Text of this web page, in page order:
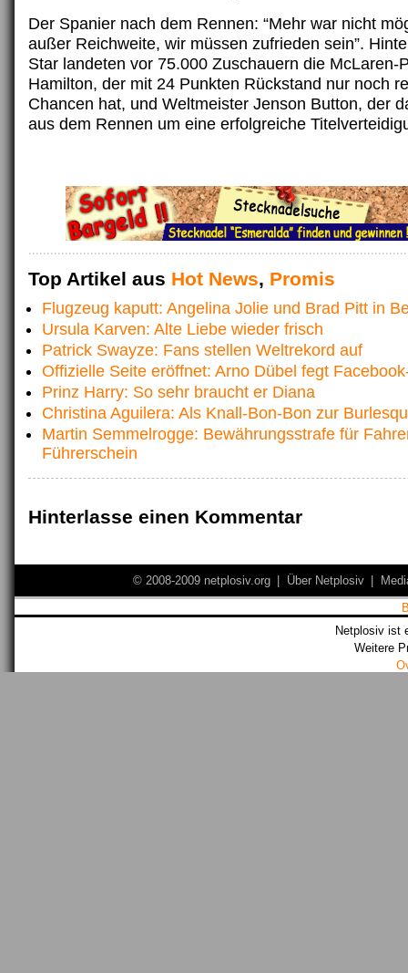
Der Spanier nach dem Rennen: “Mehr war nicht
außer Reichweite, wir müssen zufrieden sein”.
Star landeten vor 75.000 Zuschauern die McLaren-
Hamilton, der mit 24 Punkten Rückstand nur noch
Chancen hat, und Weltmeister Jenson Button, der
aus dem Rennen um eine erfolgreiche
Top Artikel aus Hot News, Promis
Flugzeug kaputt: Angelina Jolie und Brad Pitt in
Ursula Karven: Alte Liebe wieder frisch
Patrick Swayze: Fans stellen Weltrekord auf
Offizielle Seite eröffnet: Arno Dübel fegt
Prinz Harry: So sehr braucht er Diana
Christina Aguilera: Als Knall-Bon-Bon zur
Martin Semmelrogge: Bewährungsstrafe für
Führerschein
Hinterlasse einen Kommentar
© 2008-2009 netplosiv.org Über Netplosiv
Netplosiv ist
Weitere